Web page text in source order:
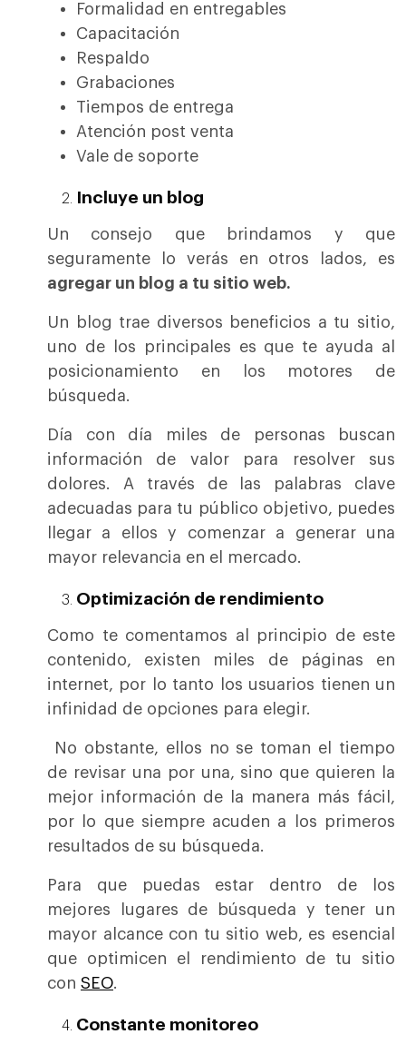
Formalidad en entregables
Capacitación
Respaldo
Grabaciones
Tiempos de entrega
Atención post venta
Vale de soporte
Incluye un blog
Un consejo que brindamos y que
seguramente lo verás en otros lados, es
agregar un blog a tu sitio web.
Un blog trae diversos beneficios a tu sitio,
uno de los principales es que te ayuda al
posicionamiento en los motores de
búsqueda.
Día con día miles de personas buscan
información de valor para resolver sus
dolores. A través de las palabras clave
adecuadas para tu público objetivo, puedes
llegar a ellos y comenzar a generar una
mayor relevancia en el mercado.
Optimización de rendimiento
Como te comentamos al principio de este
contenido, existen miles de páginas en
internet, por lo tanto los usuarios tienen un
infinidad de opciones para elegir.
No obstante, ellos no se toman el tiempo
de revisar una por una, sino que quieren la
mejor información de la manera más fácil,
por lo que siempre acuden a los primeros
resultados de su búsqueda.
Para que puedas estar dentro de los
mejores lugares de búsqueda y tener un
mayor alcance con tu sitio web, es esencial
que optimicen el rendimiento de tu sitio
con SEO.
Constante monitoreo